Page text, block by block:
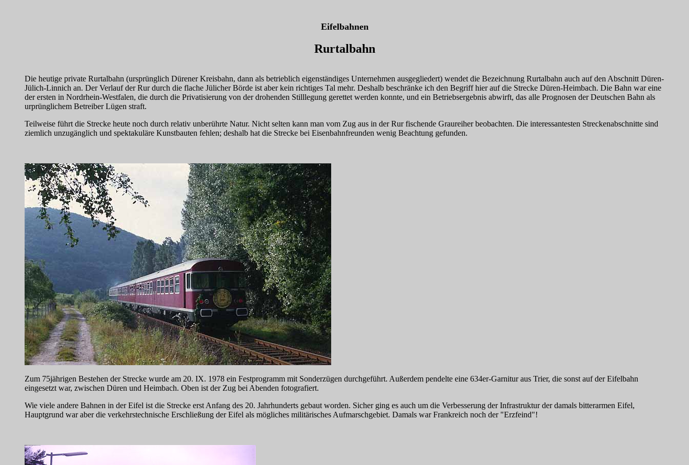
Eifelbahnen
Rurtalbahn
Die heutige private Rurtalbahn (ursprünglich Dürener Kreisbahn, dann als betrieblich eigenständiges Unternehmen ausgegliedert) wendet die Bezeichnung Rurtalbahn auch auf den Abschnitt Düren-
Jülich-Linnich an. Der Verlauf der Rur durch die flache Jülicher Börde ist aber kein richtiges Tal mehr. Deshalb beschränke ich den Begriff hier auf die Strecke Düren-Heimbach. Die Bahn war eine
der ersten in Nordrhein-Westfalen, die durch die Privatisierung von der drohenden Stilllegung gerettet werden konnte, und ein Betriebsergebnis abwirft, das alle Prognosen der Deutschen Bahn als
urprünglichem Betreiber Lügen straft.
Teilweise führt die Strecke heute noch durch relativ unberührte Natur. Nicht selten kann man vom Zug aus in der Rur fischende Graureiher beobachten. Die interessantesten Streckenabschnitte sind
ziemlich unzugänglich und spektakuläre Kunstbauten fehlen; deshalb hat die Strecke bei Eisenbahnfreunden wenig Beachtung gefunden.
Zum 75jährigen Bestehen der Strecke wurde am 20. IX. 1978 ein Festprogramm mit Sonderzügen durchgeführt. Außerdem pendelte eine 634er-Garnitur aus Trier, die sonst auf der Eifelbahn
eingesetzt war, zwischen Düren und Heimbach. Oben ist der Zug bei Abenden fotografiert.
Wie viele andere Bahnen in der Eifel ist die Strecke erst Anfang des 20. Jahrhunderts gebaut worden. Sicher ging es auch um die Verbesserung der Infrastruktur der damals bitterarmen Eifel,
Hauptgrund war aber die verkehrstechnische Erschließung der Eifel als mögliches militärisches Aufmarschgebiet. Damals war Frankreich noch der "Erzfeind"!